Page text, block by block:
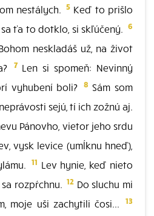
nestálych. 5 Keď to prišlo
ťa to dotklo, si skľúčený. 6
neskladáš už, na život
7Len si spomeň: Nevinný
vyhubení boli? 8 Sám som
sejú, tí ich zožnú aj.
Pánovho, vietor jeho srdu
vysk levice (umĺknu hneď),
11 Lev hynie, keď nieto
rozpŕchnu. 12 Do sluchu mi
moje uši zachytili čosi...
13